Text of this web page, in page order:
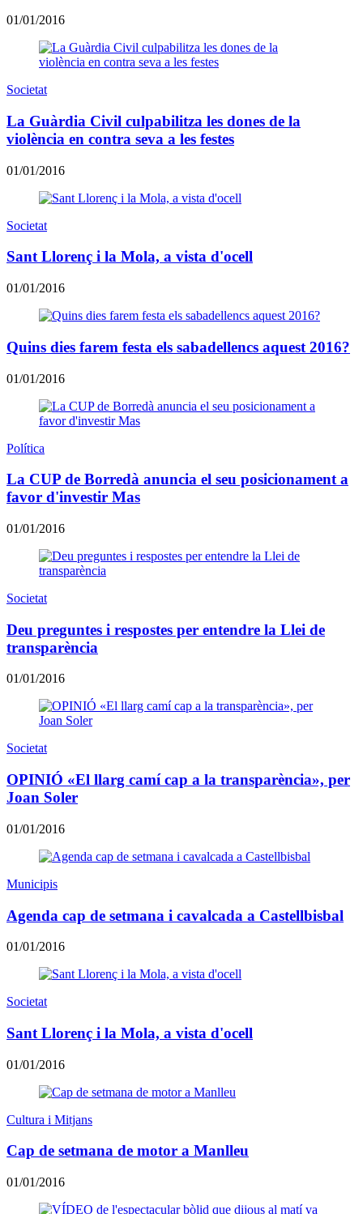
01/01/2016
Societat
La Guàrdia Civil culpabilitza les dones de la
violència en contra seva a les festes
01/01/2016
Societat
Sant Llorenç i la Mola, a vista d'ocell
01/01/2016
Quins dies farem festa els sabadellencs aquest 2016?
01/01/2016
Política
La CUP de Borredà anuncia el seu posicionament a
favor d'investir Mas
01/01/2016
Societat
Deu preguntes i respostes per entendre la Llei de
transparència
01/01/2016
Societat
OPINIÓ «El llarg camí cap a la transparència», per
Joan Soler
01/01/2016
Municipis
Agenda cap de setmana i cavalcada a Castellbisbal
01/01/2016
Societat
Sant Llorenç i la Mola, a vista d'ocell
01/01/2016
Cultura i Mitjans
Cap de setmana de motor a Manlleu
01/01/2016